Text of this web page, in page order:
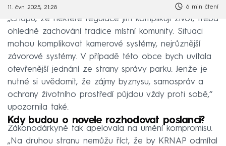
11. čvn 2025, 21:28 6 min čtení
„Chápu, že některé regulace jim komplikují život, třeba
ohledně zachování tradice místní komunity. Situaci
mohou komplikovat kamerové systémy, nejrůznější
závorové systémy. V případě této obce bych uvítala
otevřenější jednání ze strany správy parku. Jenže je
nutné si uvědomit, že zájmy byznysu, samospráv a
ochrany životního prostředí půjdou vždy proti sobě,“
upozornila také.
Kdy budou o novele rozhodovat poslanci?
Zákonodárkyně tak apelovala na umění kompromisu.
„Na druhou stranu nemůžu říct, že by KRNAP odmítal